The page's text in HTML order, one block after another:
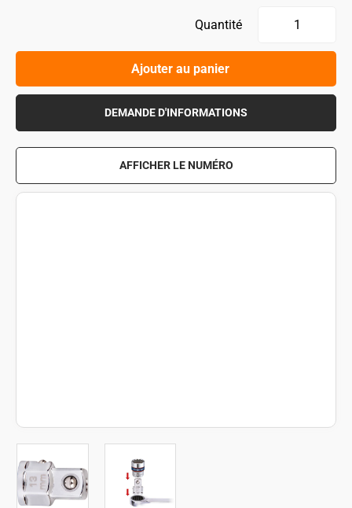
Quantité
Ajouter au panier
DEMANDE D'INFORMATIONS
AFFICHER LE NUMÉRO